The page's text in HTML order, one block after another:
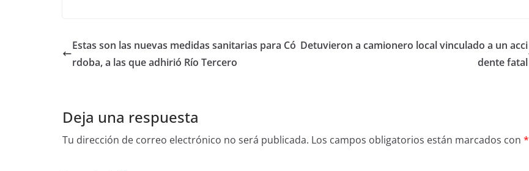
Estas son las nuevas medidas sanitarias para Có
rdoba, a las que adhirió Río Tercero
Detuvieron a camionero local vinculado a un acci
dente fatal
Deja una respuesta
Tu dirección de correo electrónico no será publicada. Los campos obligatorios están marcados con *